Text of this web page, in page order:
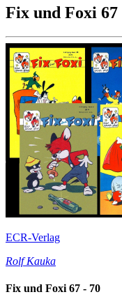
Fix und Foxi 67
ECR-Verlag
Rolf Kauka
Fix und Foxi 67 - 70